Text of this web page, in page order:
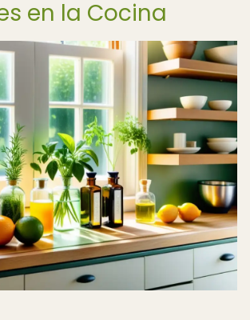
en la Cocina